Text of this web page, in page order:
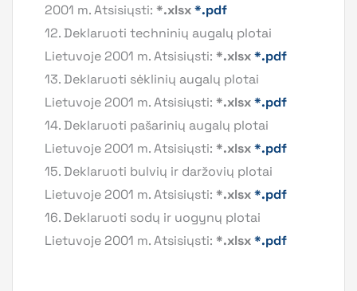
2001 m. Atsisiųsti: *.xlsx*.pdf
12. Deklaruoti techninių augalų plotai
Lietuvoje 2001 m. Atsisiųsti: *.xlsx*.pdf
13. Deklaruoti sėklinių augalų plotai
Lietuvoje 2001 m. Atsisiųsti: *.xlsx*.pdf
14. Deklaruoti pašarinių augalų plotai
Lietuvoje 2001 m. Atsisiųsti: *.xlsx*.pdf
15. Deklaruoti bulvių ir daržovių plotai
Lietuvoje 2001 m. Atsisiųsti: *.xlsx*.pdf
16. Deklaruoti sodų ir uogynų plotai
Lietuvoje 2001 m. Atsisiųsti: *.xlsx*.pdf